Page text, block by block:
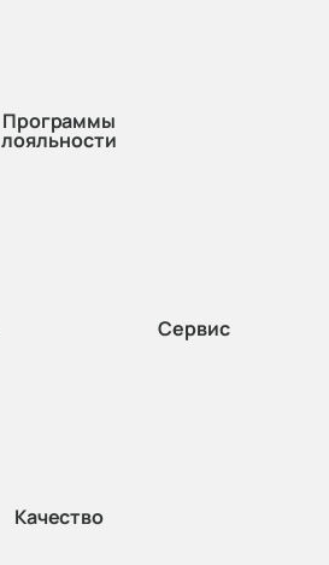
Программы
лояльности
Сервис
Качество